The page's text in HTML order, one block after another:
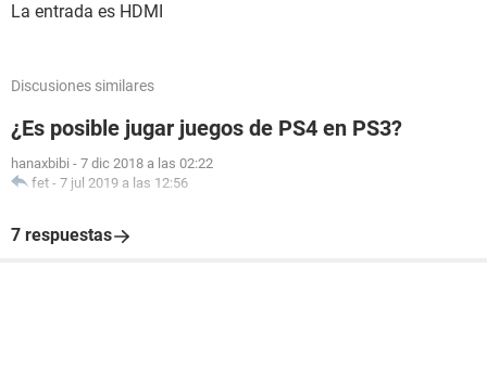
La entrada es HDMI
Discusiones similares
¿Es posible jugar juegos de PS4 en PS3?
hanaxbibi - 7 dic 2018 a las 02:22
fet - 7 jul 2019 a las 12:56
7 respuestas